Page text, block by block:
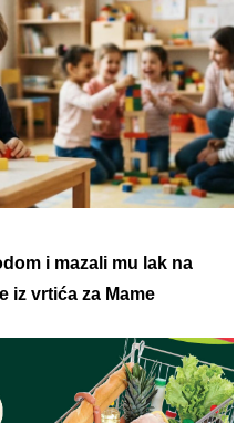
i mazali mu lak na
iz vrtića za Mame